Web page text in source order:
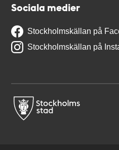
Sociala medier
Stockholmskällan på
Stockholmskällan på